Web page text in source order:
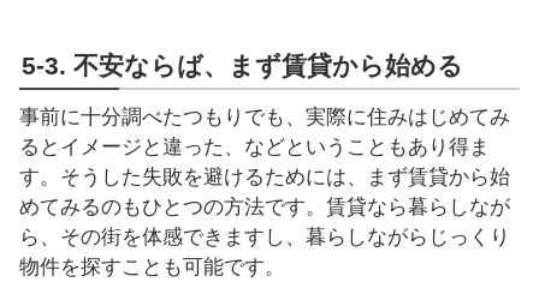
5-3. 不安ならば、まず賃貸から始める
事前に十分調べたつもりでも、実際に住みはじめてみ
るとイメージと違った、などということもあり得ま
す。そうした失敗を避けるためには、まず賃貸から始
めてみるのもひとつの方法です。賃貸なら暮らしなが
ら、その街を体感できますし、暮らしながらじっくり
物件を探すことも可能です。